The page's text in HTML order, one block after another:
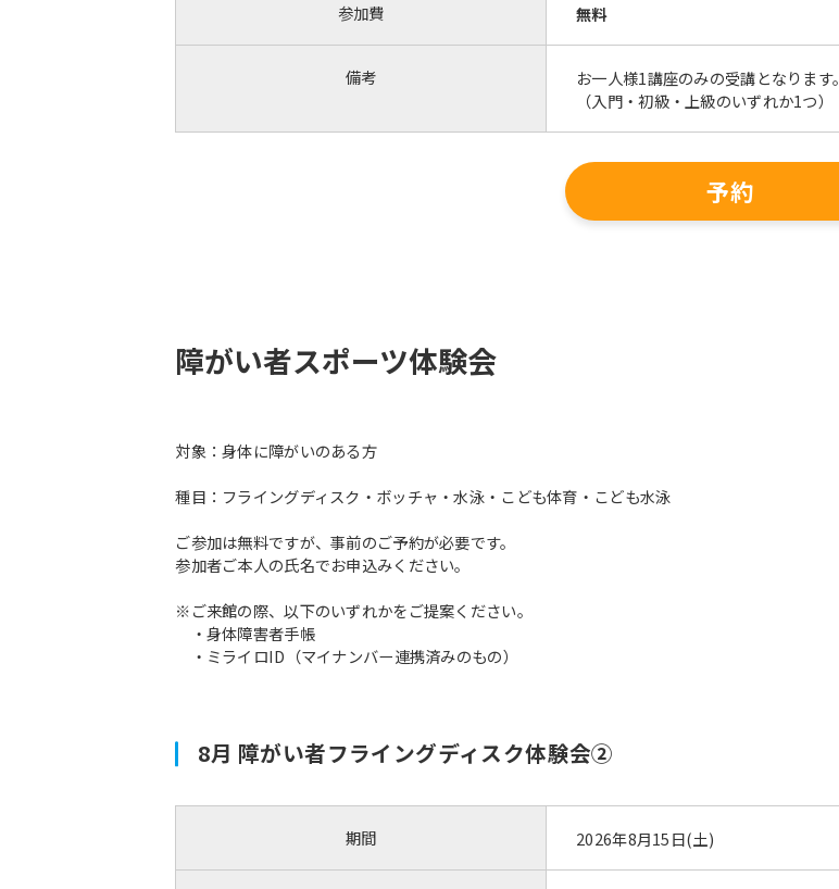
参加費 無料
備考
お一人様1講座のみの受講となります。
（入門・初級・上級のいずれか1つ）
予約
障がい者スポーツ体験会
対象：身体に障がいのある方
種目：フライングディスク・ボッチャ・水泳・こども体育・こども水泳
ご参加は無料ですが、事前のご予約が必要です。
参加者ご本人の氏名でお申込みください。
※ご来館の際、以下のいずれかをご提案ください。
・身体障害者手帳
・ミライロID（マイナンバー連携済みのもの）
8月 障がい者フライングディスク体験会②
期間 2026年8月15日(土)
fully understand this before using
the service.